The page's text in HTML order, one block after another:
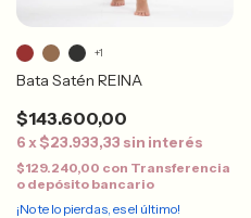
Bata Satén REINA
$143.600,00
6 x$23.933,33 sin interés
$129.240,00 con Transferencia
o depósito bancario
¡No te lo pierdas, es el último!
+1